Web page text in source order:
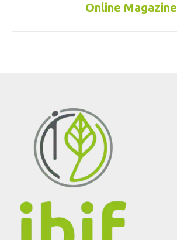
Proyecto
Online Magazine